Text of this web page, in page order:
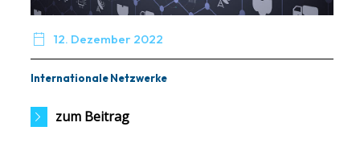
 12. Dezember 2022
Internationale Netzwerke
zum Beitrag